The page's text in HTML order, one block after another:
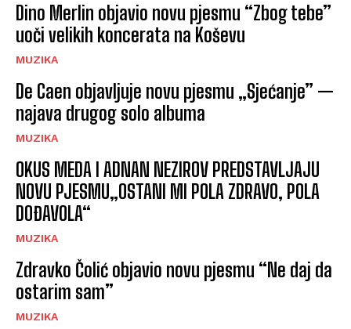
Dino Merlin objavio novu pjesmu “Zbog tebe”
uoči velikih koncerata na Koševu
MUZIKA
De Caen objavljuje novu pjesmu „Sjećanje” —
najava drugog solo albuma
MUZIKA
OKUS MEDA I ADNAN NEZIROV PREDSTAVLJAJU
NOVU PJESMU„OSTANI MI POLA ZDRAVO, POLA
DOĐAVOLA“
MUZIKA
Zdravko Čolić objavio novu pjesmu “Ne daj da
ostarim sam”
MUZIKA